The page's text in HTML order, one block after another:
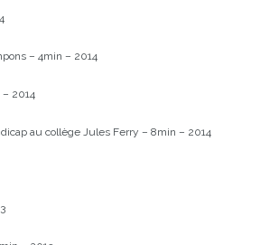
– 4min – 2014
2014
au collège Jules Ferry – 8min – 2014